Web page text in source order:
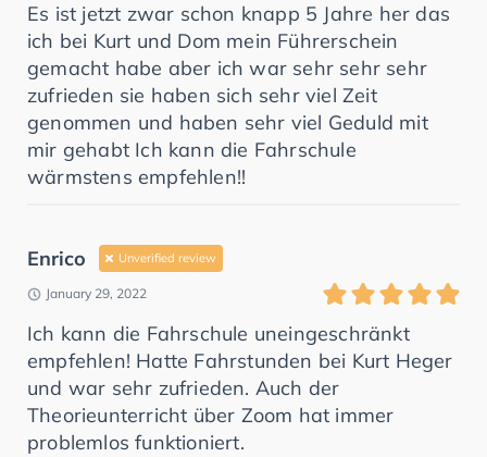
Es ist jetzt zwar schon knapp 5 Jahre her das
ich bei Kurt und Dom mein Führerschein
gemacht habe aber ich war sehr sehr sehr
zufrieden sie haben sich sehr viel Zeit
genommen und haben sehr viel Geduld mit
mir gehabt Ich kann die Fahrschule
wärmstens empfehlen!!
Enrico Unverified review
January 29, 2022
Ich kann die Fahrschule uneingeschränkt
empfehlen! Hatte Fahrstunden bei Kurt Heger
und war sehr zufrieden. Auch der
Theorieunterricht über Zoom hat immer
problemlos funktioniert.